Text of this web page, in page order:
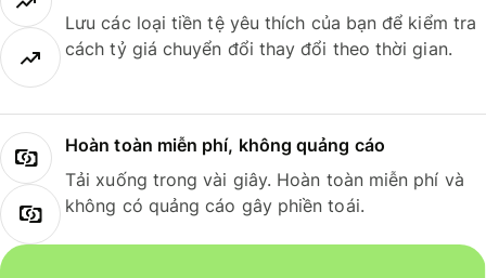
Lưu các loại tiền tệ yêu thích của bạn để kiểm tra
cách tỷ giá chuyển đổi thay đổi theo thời gian.
Hoàn toàn miễn phí, không quảng cáo
Tải xuống trong vài giây. Hoàn toàn miễn phí và
không có quảng cáo gây phiền toái.